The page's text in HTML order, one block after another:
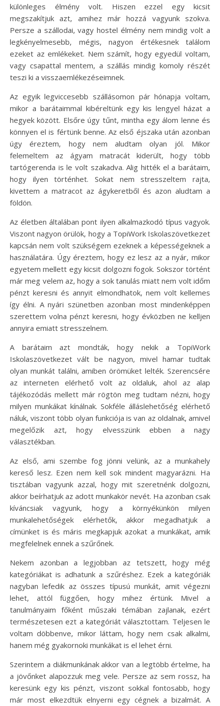
különleges élmény volt. Hiszen ezzel egy kicsit
megszakítjuk azt, amihez már hozzá vagyunk szokva.
Persze a szállodai, vagy hostel élmény nem mindig volt a
legkényelmesebb, mégis, nagyon értékesnek találom
ezeket az emlékeket. Nem számít, hogy egyedül voltam,
vagy csapattal mentem, a szállás mindig komoly részét
teszi ki a visszaemlékezéseimnek.
Az egyik legviccesebb szállásomon pár hónapja voltam,
mikor a barátaimmal kibéreltünk egy kis lengyel házat a
hegyek között. Elsőre úgy tűnt, mintha egy álom lenne és
könnyen el is fértünk benne. Az első éjszaka után azonban
úgy éreztem, hogy nem aludtam olyan jól. Mikor
felemeltem az ágyam matracát kiderült, hogy több
tartógerenda is le volt szakadva. Alig hitték el a barátaim,
hogy ilyen történhet. Sokat nem stresszeltem rajta,
kivettem a matracot az ágykeretből és azon aludtam a
földön.
Az életben általában pont ilyen alkalmazkodó típus vagyok.
Viszont nagyon örülök, hogy a TopiWork Iskolaszövetkezet
kapcsán nem volt szükségem ezeknek a képességeknek a
használatára. Úgy éreztem, hogy ez lesz az a nyár, mikor
egyetem mellett egy kicsit dolgozni fogok. Sokszor történt
már meg velem az, hogy a sok tanulás miatt nem volt időm
pénzt keresni és annyit elmondhatok, nem volt kellemes
így élni. A nyári szünetben azonban most mindenképpen
szerettem volna pénzt keresni, hogy évközben ne kelljen
annyira emiatt stresszelnem.
A barátaim azt mondták, hogy nekik a TopiWork
Iskolaszövetkezet vált be nagyon, mivel hamar tudtak
olyan munkát találni, amiben örömüket lelték. Szerencsére
az interneten elérhető volt az oldaluk, ahol az alap
tájékozódás mellett már rögtön meg tudtam nézni, hogy
milyen munkákat kínálnak. Sokféle álláslehetőség elérhető
náluk, viszont több olyan funkciója is van az oldalnak, amivel
megelőzik azt, hogy elvesszünk ebben a nagy
választékban.
Az első, ami szembe fog jönni velünk, az a munkahely
kereső lesz. Ezen nem kell sok mindent magyarázni. Ha
tisztában vagyunk azzal, hogy mit szeretnénk dolgozni,
akkor beírhatjuk az adott munkakör nevét. Ha azonban csak
kíváncsiak vagyunk, hogy a környékünkön milyen
munkalehetőségek elérhetők, akkor megadhatjuk a
címünket is és máris megkapjuk azokat a munkákat, amik
megfelelnek ennek a szűrőnek.
Nekem azonban a legjobban az tetszett, hogy még
kategóriákat is adhatunk a szűréshez. Ezek a kategóriák
nagyban lefedik az összes típusú munkát, amit végezni
lehet, attól függően, hogy mihez értünk. Mivel a
tanulmányaim főként műszaki témában zajlanak, ezért
természetesen ezt a kategóriát választottam. Teljesen le
voltam döbbenve, mikor láttam, hogy nem csak alkalmi,
hanem még gyakornoki munkákat is el lehet érni.
Szerintem a diákmunkának akkor van a legtöbb értelme, ha
a jövőnket alapozzuk meg vele. Persze az sem rossz, ha
keresünk egy kis pénzt, viszont sokkal fontosabb, hogy
már most elkezdtük elnyerni egy cégnek a bizalmát. A